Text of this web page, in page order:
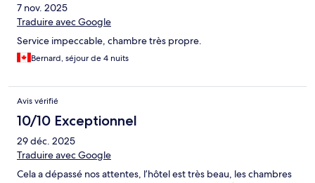
7 nov. 2025
Traduire avec Google
Service impeccable, chambre très propre.
Bernard, séjour de 4 nuits
Avis vérifié
10/10 Exceptionnel
29 déc. 2025
Traduire avec Google
Cela a dépassé nos attentes, l’hôtel est très beau, les chambres